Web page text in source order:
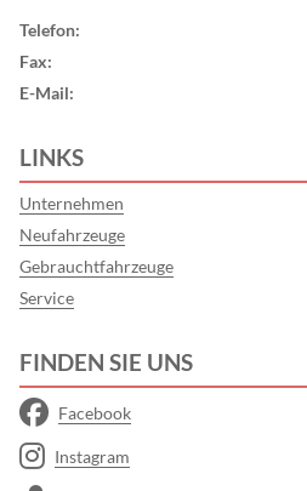
Telefon:
Fax:
E-Mail:
LINKS
Unternehmen
Neufahrzeuge
Gebrauchtfahrzeuge
Service
FINDEN SIE UNS
Facebook
Instagram